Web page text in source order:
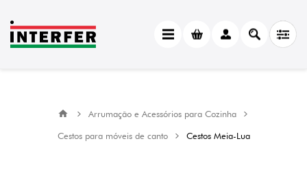
Arrumação e Acessórios para Cozinha
Cestos para móveis de canto
Cestos Meia-Lua
CATEGORY